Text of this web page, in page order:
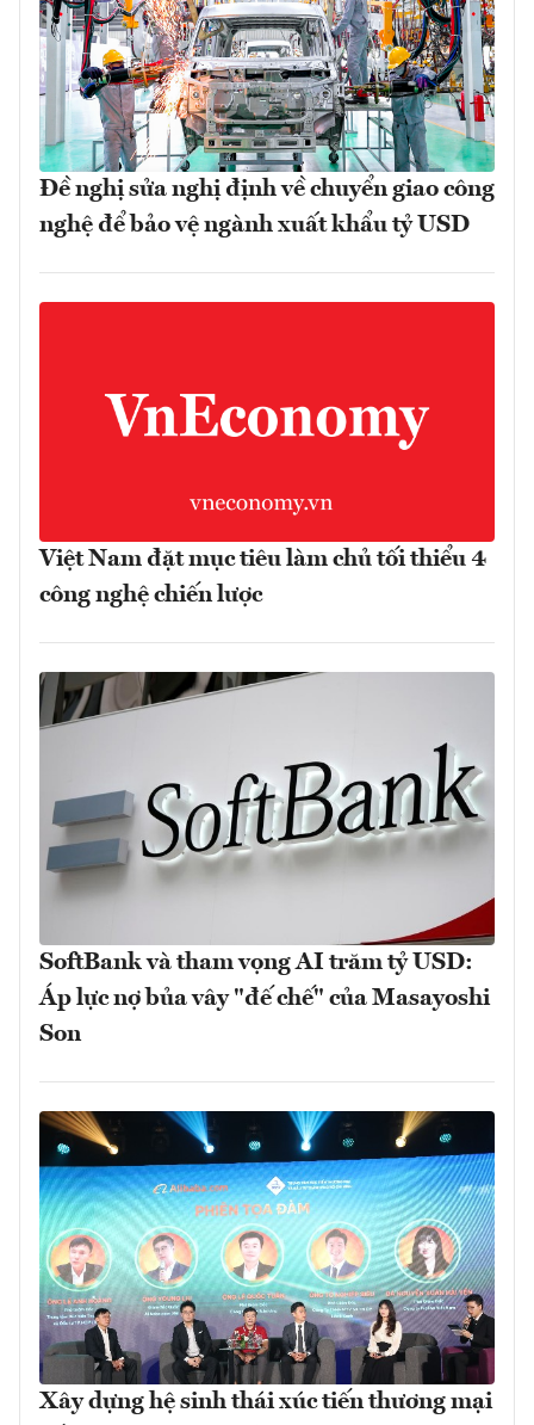
Đề nghị sửa nghị định về chuyển giao công
nghệ để bảo vệ ngành xuất khẩu tỷ USD
Việt Nam đặt mục tiêu làm chủ tối thiểu 4
công nghệ chiến lược
SoftBank và tham vọng AI trăm tỷ USD:
Áp lực nợ bủa vây "đế chế" của Masayoshi
Son
Xây dựng hệ sinh thái xúc tiến thương mại